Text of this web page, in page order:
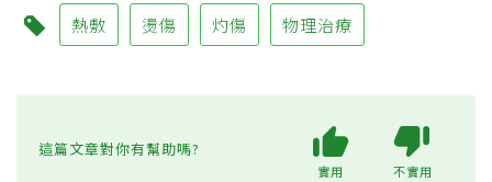
熱敷 燙傷 灼傷 物理治療
這篇文章對你有幫助嗎?
實用 不實用